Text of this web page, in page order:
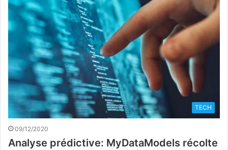
TECH
09/12/2020
Analyse prédictive: MyDataModels récolte